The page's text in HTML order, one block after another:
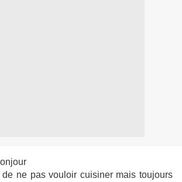
ne pas vouloir cuisiner mais toujours